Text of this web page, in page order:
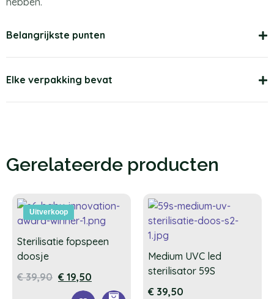
Belangrijkste punten
Elke verpakking bevat
Gerelateerde producten
Uitverkoop
Sterilisatie fopspeen
doosje
€39,90 € 19,50
Medium UVC led
sterilisator 59S
€ 39,50